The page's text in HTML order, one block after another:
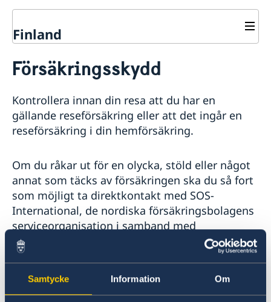
Samtycke Information Om
Finland
Hjälp till svenskar i Finland
Pass och nationellt id-kort
Ansökan om pass
Ansökan om nationellt id-kort
Provisoriska pass
Samordningsnummer
Svenskt medborgarskap
Förnyelse av körkort
Pension och levnadsintyg
Vigsel i Finland
Akut hjälp
Information om avgifter
Ambassadens reseinformation
Aktuella händelser
Naturförhållanden och katastrofer
In- och utresebestämmelser
Hälso- och sjukvård
Lokala lagar och sedvänjor
Kriminalitet och personlig säkerhet
Trafiksäkerhet
Försäkringsskydd
Övriga upplysningar
Om olyckan är framme
Service för svenska företag
Försäkringsskydd
Kontrollera innan din resa att du har en
gällande reseförsäkring eller att det ingår en
reseförsäkring i din hemförsäkring.
Om du råkar ut för en olycka, stöld eller något
annat som täcks av försäkringen ska du så fort
som möjligt ta direktkontakt med SOS-
International, de nordiska försäkringsbolagens
serviceorganisation i samband med
utlandsskador. Kontaktuppgifterna hittar du via
länken nedan.
SOS-International